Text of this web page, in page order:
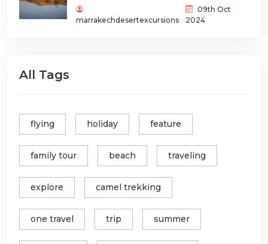
marrakechdesertexcursions
09th Oct
2024
All Tags
flying holiday feature
family tour beach traveling
explore camel trekking
one travel trip summer